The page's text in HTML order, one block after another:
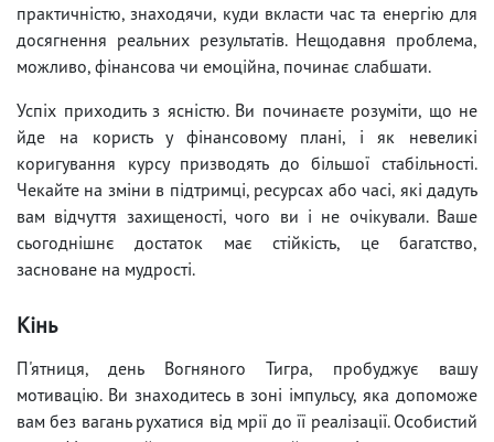
практичністю, знаходячи, куди вкласти час та енергію для
досягнення реальних результатів. Нещодавня проблема,
можливо, фінансова чи емоційна, починає слабшати.
Успіх приходить з ясністю. Ви починаєте розуміти, що не
йде на користь у фінансовому плані, і як невеликі
коригування курсу призводять до більшої стабільності.
Чекайте на зміни в підтримці, ресурсах або часі, які дадуть
вам відчуття захищеності, чого ви і не очікували. Ваше
сьогоднішнє достаток має стійкість, це багатство,
засноване на мудрості.
Кінь
П'ятниця, день Вогняного Тигра, пробуджує вашу
мотивацію. Ви знаходитесь в зоні імпульсу, яка допоможе
вам без вагань рухатися від мрії до її реалізації. Особистий